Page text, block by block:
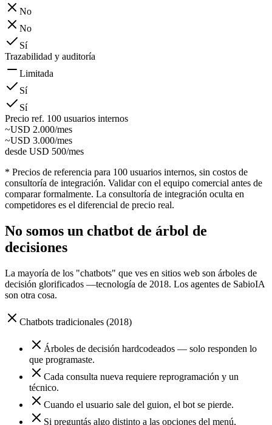
No
No
Sí
Trazabilidad y auditoría
Limitada
Sí
Sí
Precio ref. 100 usuarios internos
~USD 2.000/mes
~USD 3.000/mes
desde USD 500/mes
* Precios de referencia para 100 usuarios internos, sin costos de
consultoría de integración. Validar con el equipo comercial antes de
comparar formalmente. La consultoría de integración oculta en
competidores es el diferencial de precio real.
No somos un chatbot de árbol de
decisiones
La mayoría de los "chatbots" que ves en sitios web son árboles de
decisión glorificados —tecnología de 2018. Los agentes de SabioIA
son otra cosa.
Chatbots tradicionales (2018)
Árboles de decisión hardcodeados — solo responden lo
que programaste.
Cada consulta nueva requiere reprogramación y un
técnico.
Cuando el usuario sale del guion, el bot se pierde.
Si preguntás algo distinto a las opciones del menú,